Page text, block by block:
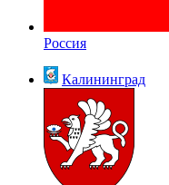
Россия
Калининград